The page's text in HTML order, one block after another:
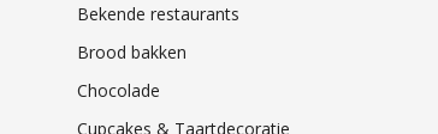
Bekende restaurants
Brood bakken
Chocolade
Cupcakes & Taartdecoratie